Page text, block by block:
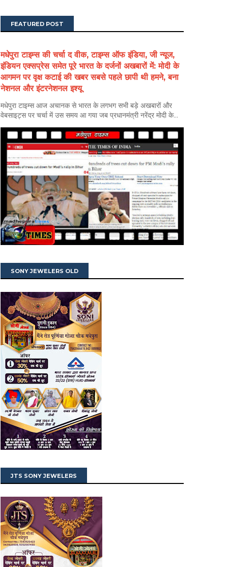
FEATURED POST
मधेपुरा टाइम्स की चर्चा द वीक, टाइम्स ऑफ इंडिया, जी न्यूज,
इंडियन एक्सप्रेस समेत पूरे भारत के दर्जनों अखबारों में: मोदी के
आगमन पर वृक्ष कटाई की खबर सबसे पहले छापी थी हमने, बना
नेशनल और इंटरनेशनल इश्यू
मधेपुरा टाइम्स आज अचानक से भारत के लगभग सभी बड़े अखबारों और
वेबसाइट्स पर चर्चा में उस समय आ गया जब प्रधानमंत्री नरेंद्र मोदी के...
SONY JEWELERS OLD
JTS SONY JEWELERS